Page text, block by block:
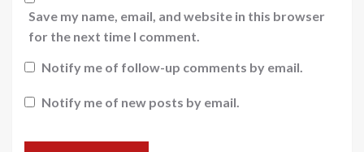
Save my name, email, and website in this browser
for the next time I comment.
Notify me of follow-up comments by email.
Notify me of new posts by email.